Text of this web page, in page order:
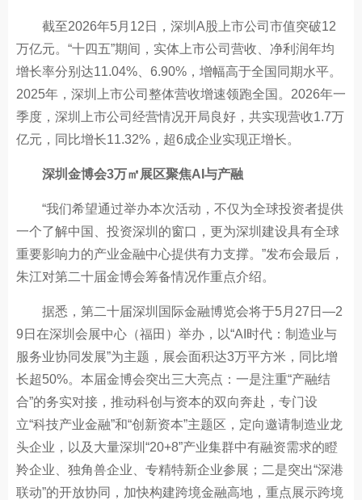
截至2026年5月12日，深圳A股上市公司市值突破12
万亿元。“十四五”期间，实体上市公司营收、净利润年均
增长率分别达11.04%、6.90%，增幅高于全国同期水平。
2025年，深圳上市公司整体营收增速领跑全国。2026年一
季度，深圳上市公司经营情况开局良好，共实现营收1.7万
亿元，同比增长11.32%，超6成企业实现正增长。
深圳金博会3万㎡展区聚焦AI与产融
“我们希望通过举办本次活动，不仅为全球投资者提供
一个了解中国、投资深圳的窗口，更为深圳建设具有全球
重要影响力的产业金融中心提供有力支撑。”发布会最后，
朱江对第二十届金博会筹备情况作重点介绍。
据悉，第二十届深圳国际金融博览会将于5月27日—2
9日在深圳会展中心（福田）举办，以“AI时代：制造业与
服务业协同发展”为主题，展会面积达3万平方米，同比增
长超50%。本届金博会突出三大亮点：一是注重“产融结
合”的务实对接，推动科创与资本的双向奔赴，专门设
立“科技产业金融”和“创新资本”主题区，定向邀请制造业龙
头企业，以及大量深圳“20+8”产业集群中有融资需求的瞪
羚企业、独角兽企业、专精特新企业参展；二是突出“深港
联动”的开放协同，加快构建跨境金融高地，重点展示跨境